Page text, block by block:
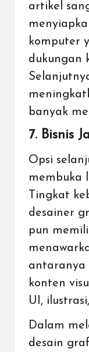
artikel
komputer
dukungan
banyak
7. Bisnis
Opsi
membuka
Tingkat
desainer
pun
antaranya
konten
UI,
Dalam
desain